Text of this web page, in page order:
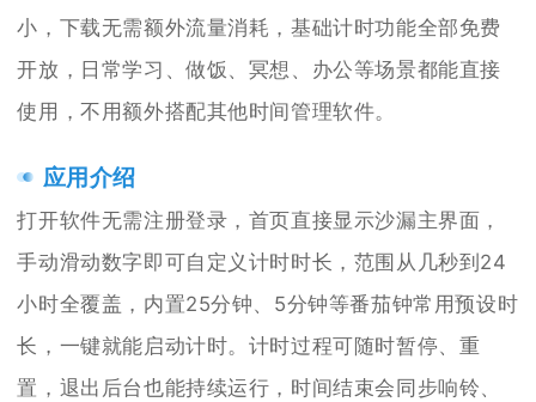
小，下载无需额外流量消耗，基础计时功能全部免费
开放，日常学习、做饭、冥想、办公等场景都能直接
使用，不用额外搭配其他时间管理软件。
应用介绍
打开软件无需注册登录，首页直接显示沙漏主界面，
手动滑动数字即可自定义计时时长，范围从几秒到24
小时全覆盖，内置25分钟、5分钟等番茄钟常用预设时
长，一键就能启动计时。计时过程可随时暂停、重
置，退出后台也能持续运行，时间结束会同步响铃、